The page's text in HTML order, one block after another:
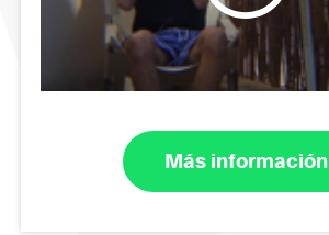
Más información